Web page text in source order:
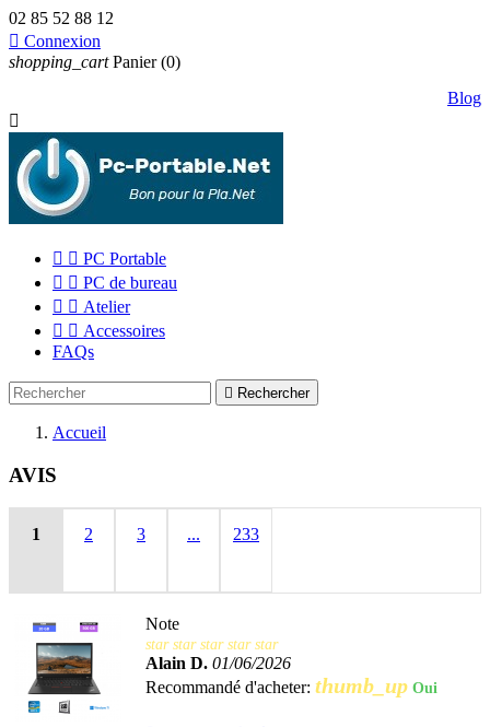
02 85 52 88 12
 Connexion
shopping_cart Panier (0)
Blog

  PC Portable
  PC de bureau
  Atelier
  Accessoires
FAQs
 Rechercher
Accueil
AVIS
1 2 3 ... 233
Note
star star star star star
Alain D. 01/06/2026
Recommandé d'acheter: thumb_up Oui